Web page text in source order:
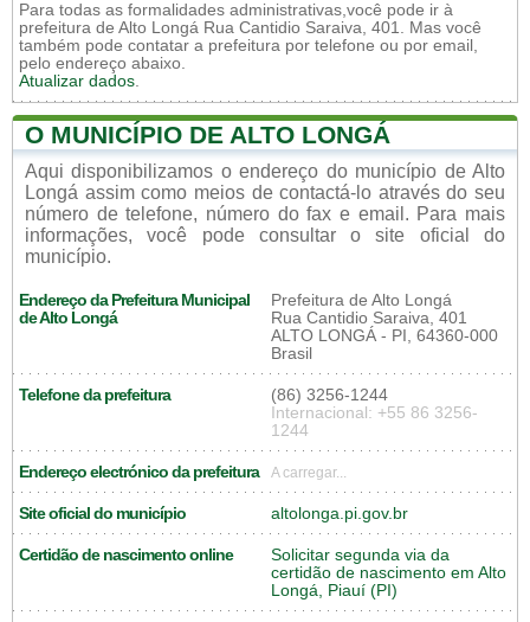
Para todas as formalidades administrativas,você pode ir à
prefeitura de Alto Longá Rua Cantidio Saraiva, 401. Mas você
também pode contatar a prefeitura por telefone ou por email,
pelo endereço abaixo.
Atualizar dados.
O MUNICÍPIO DE ALTO LONGÁ
Aqui disponibilizamos o endereço do município de Alto
Longá assim como meios de contactá-lo através do seu
número de telefone, número do fax e email. Para mais
informações, você pode consultar o site oficial do
município.
Endereço da Prefeitura Municipal
de Alto Longá
Prefeitura de Alto Longá
Rua Cantidio Saraiva, 401
ALTO LONGÁ - PI, 64360-000
Brasil
Telefone da prefeitura
(86) 3256-1244
Internacional: +55 86 3256-
1244
Endereço electrónico da prefeitura A carregar...
Site oficial do município altolonga.pi.gov.br
Certidão de nascimento online
Solicitar segunda via da
certidão de nascimento em Alto
Longá, Piauí (PI)